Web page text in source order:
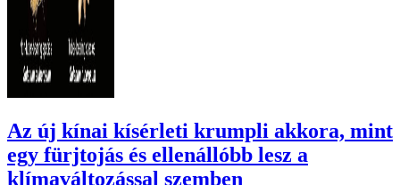
Az új kínai kísérleti krumpli akkora, mint
egy fürjtojás és ellenállóbb lesz a
klímaváltozással szemben